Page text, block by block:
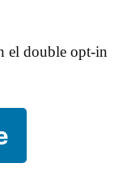
el double opt-in